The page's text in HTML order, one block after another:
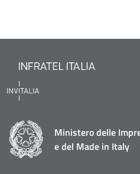
Ministero delle
e del Made in Italy